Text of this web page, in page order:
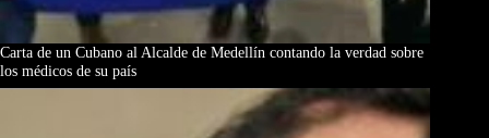
Carta de un Cubano al Alcalde de Medellín contando la verdad sobre
los médicos de su país